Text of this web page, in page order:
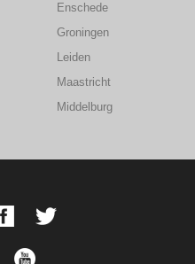
Enschede
Groningen
Leiden
Maastricht
Middelburg